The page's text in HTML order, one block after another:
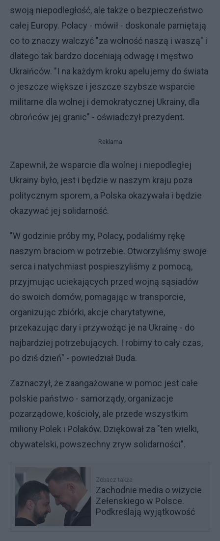
swoją niepodległość, ale także o bezpieczeństwo
całej Europy. Polacy - mówił - doskonale pamiętają
co to znaczy walczyć "za wolność naszą i waszą" i
dlatego tak bardzo doceniają odwagę i męstwo
Ukraińców. "I na każdym kroku apelujemy do świata
o jeszcze większe i jeszcze szybsze wsparcie
militarne dla wolnej i demokratycznej Ukrainy, dla
obrońców jej granic" - oświadczył prezydent.
Reklama
Zapewnił, że wsparcie dla wolnej i niepodległej
Ukrainy było, jest i będzie w naszym kraju poza
politycznym sporem, a Polska okazywała i będzie
okazywać jej solidarność.
"W godzinie próby my, Polacy, podaliśmy rękę
naszym braciom w potrzebie. Otworzyliśmy swoje
serca i natychmiast pospieszyliśmy z pomocą,
przyjmując uciekających przed wojną sąsiadów
do swoich domów, pomagając w transporcie,
organizując zbiórki, akcje charytatywne,
przekazując dary i przywożąc je na Ukrainę - do
najbardziej potrzebujących. I robimy to cały czas,
po dziś dzień" - powiedział Duda.
Zaznaczył, że zaangażowane w pomoc jest całe
polskie państwo - samorządy, organizacje
pozarządowe, kościoły, ale przede wszystkim
miliony Polek i Polaków. Dziękował za "ten wielki,
obywatelski, powszechny zryw solidarności".
Zobacz także
Zachodnie media o wizycie
Zełenskiego w Polsce.
Podkreślają wyjątkowość